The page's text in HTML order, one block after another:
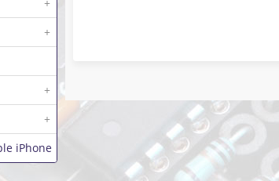
+
+
+
iPhone